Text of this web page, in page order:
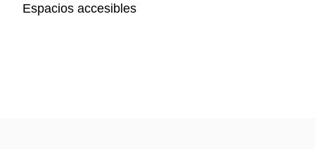
Espacios accesibles